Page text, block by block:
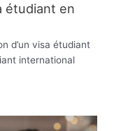
étudiant en
d’un visa étudiant
international